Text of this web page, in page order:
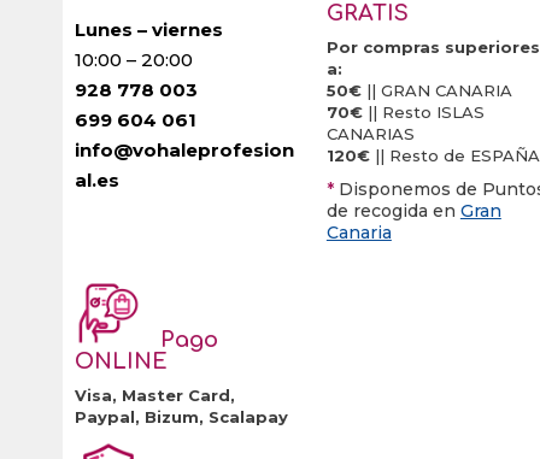
Lunes – viernes
10:00 – 20:00
928 778 003
699 604 061
info@vohaleprofesion
al.es
GRATIS
Por compras superiores
a:
50€|| GRAN CANARIA
70€|| Resto ISLAS
CANARIAS
120€|| Resto de ESPAÑA
* Disponemos de
de recogida en Gran
Canaria
Pago
ONLINE
Visa, Master Card,
Paypal, Bizum, Scalapay